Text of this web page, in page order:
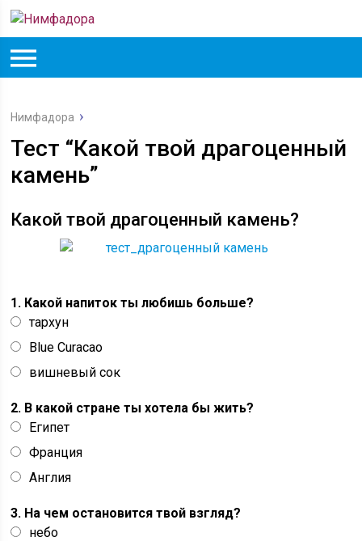
Нимфадора
Тест “Какой твой драгоценный
камень”
Какой твой драгоценный камень?
1. Какой напиток ты любишь больше?
тархун
Blue Curacao
вишневый сок
2. В какой стране ты хотела бы жить?
Египет
Франция
Англия
3. На чем остановится твой взгляд?
небо